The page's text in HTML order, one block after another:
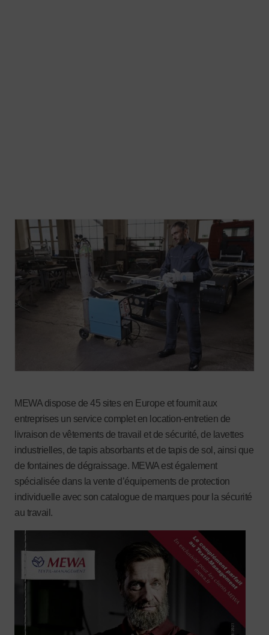
MEWA dispose de 45 sites en Europe et fournit aux
entreprises un service complet en location-entretien de
livraison de vêtements de travail et de sécurité, de lavettes
industrielles, de tapis absorbants et de tapis de sol, ainsi que
de fontaines de dégraissage. MEWA est également
spécialisée dans la vente d’équipements de protection
individuelle avec son catalogue de marques pour la sécurité
au travail.